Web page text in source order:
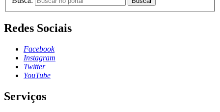
Redes Sociais
Facebook
Instagram
Twitter
YouTube
Serviços